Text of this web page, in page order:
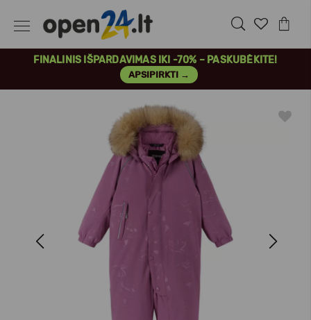
FINALINIS IŠPARDAVIMAS IKI -70% – PASKUBĖKITE!
APSIPIRKTI →
Previous Next